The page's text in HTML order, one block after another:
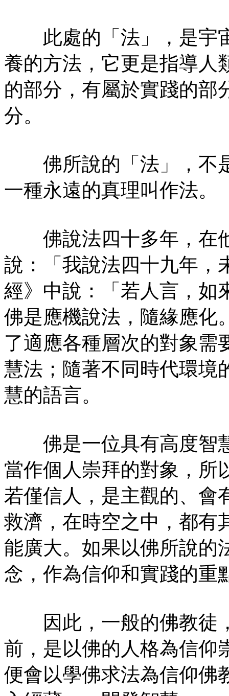
此處的「法」，是宇
養的方法，它更是指導人
的部分，有屬於實踐的部
分。
佛所說的「法」，不
一種永遠的真理叫作法。
佛說法四十多年，在
說：「我說法四十九年，
經》中說：「若人言，如
佛是應機說法，隨緣應化
了適應各種層次的對象需
慧法；隨著不同時代環境
慧的語言。
佛是一位具有高度智
當作個人崇拜的對象，所
若僅信人，是主觀的、會
救濟，在時空之中，都有
能廣大。如果以佛所說的
念，作為信仰和實踐的重
因此，一般的佛教徒
前，是以佛的人格為信仰
便會以學佛求法為信仰佛